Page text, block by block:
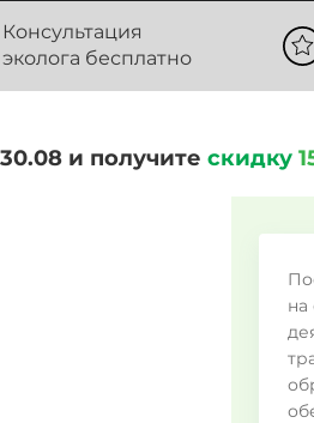
Консультация
эколога бесплатно
и получите скидку
на